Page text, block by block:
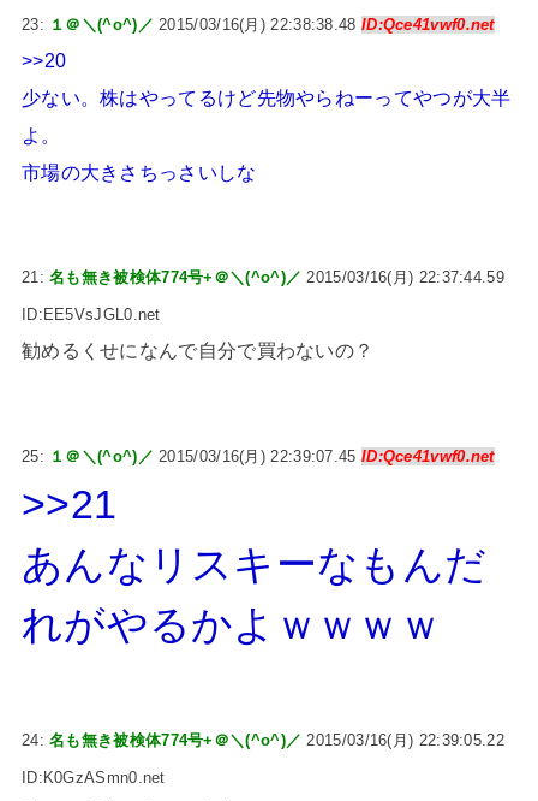
23: １＠＼(^o^)／ 2015/03/16(月) 22:38:38.48 ID:Qce41vwf0.net
>>20
少ない。株はやってるけど先物やらねーってやつが大半
よ。
市場の大きさちっさいしな
21:名も無き被検体774号+＠＼(^o^)／ 2015/03/16(月) 22:37:44.59
ID:EE5VsJGL0.net
勧めるくせになんで自分で買わないの？
25: １＠＼(^o^)／ 2015/03/16(月) 22:39:07.45 ID:Qce41vwf0.net
>>21
あんなリスキーなもんだ
れがやるかよｗｗｗｗ
24:名も無き被検体774号+＠＼(^o^)／ 2015/03/16(月) 22:39:05.22
ID:K0GzASmn0.net